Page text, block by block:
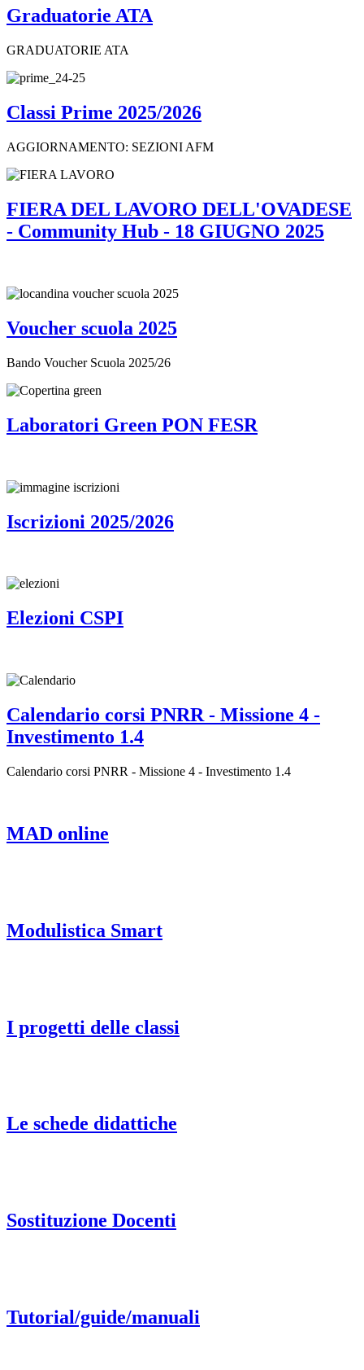
Graduatorie ATA
GRADUATORIE ATA
Classi Prime 2025/2026
AGGIORNAMENTO: SEZIONI AFM
FIERA DEL LAVORO DELL'OVADESE
- Community Hub - 18 GIUGNO 2025
Voucher scuola 2025
Bando Voucher Scuola 2025/26
Laboratori Green PON FESR
Iscrizioni 2025/2026
Elezioni CSPI
Calendario corsi PNRR - Missione 4 -
Investimento 1.4
Calendario corsi PNRR - Missione 4 - Investimento 1.4
MAD online
Modulistica Smart
I progetti delle classi
Le schede didattiche
Sostituzione Docenti
Tutorial/guide/manuali